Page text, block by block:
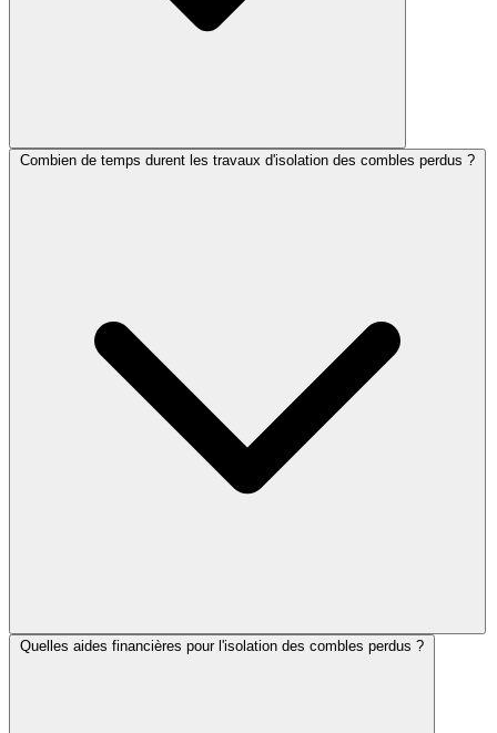
Combien de temps durent les travaux d'isolation des combles perdus ?
Quelles aides financières pour l'isolation des combles perdus ?